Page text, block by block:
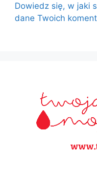
Dowiedz się, w jaki
dane Twoich